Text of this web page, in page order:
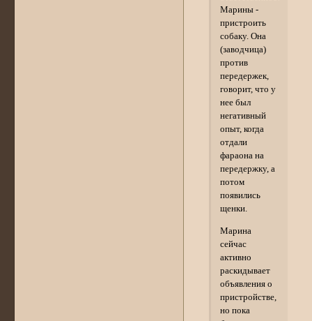
Марины -
пристроить
собаку. Она
(заводчица)
против
передержек,
говорит, что у
нее был
негативный
опыт, когда
отдали
фараона на
передержку, а
потом
появились
щенки.
Марина
сейчас
активно
раскидывает
объявления о
пристройстве,
но пока